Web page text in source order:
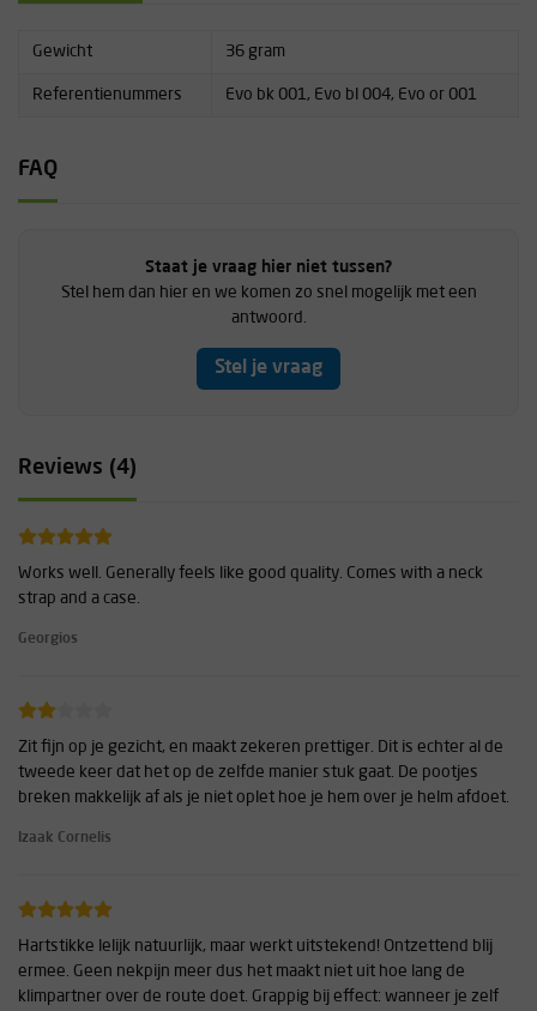
Gewicht 36 gram
Referentienummers Evo bk 001, Evo bl 004, Evo or 001
FAQ
Staat je vraag hier niet tussen?
Stel hem dan hier en we komen zo snel mogelijk met een
antwoord.
Stel je vraag
Reviews (4)
Works well. Generally feels like good quality. Comes with a neck
strap and a case.
Georgios
Zit fijn op je gezicht, en maakt zekeren prettiger. Dit is echter al de
tweede keer dat het op de zelfde manier stuk gaat. De pootjes
breken makkelijk af als je niet oplet hoe je hem over je helm afdoet.
Izaak Cornelis
Hartstikke lelijk natuurlijk, maar werkt uitstekend! Ontzettend blij
ermee. Geen nekpijn meer dus het maakt niet uit hoe lang de
klimpartner over de route doet. Grappig bij effect: wanneer je zelf